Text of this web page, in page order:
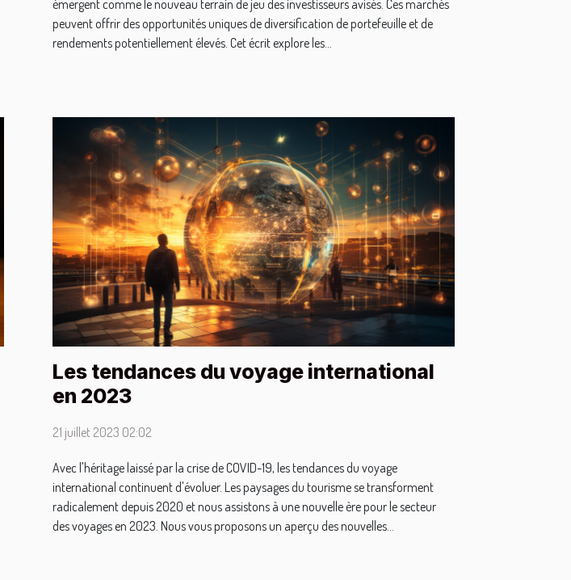
émergent comme le nouveau terrain de jeu des investisseurs avisés. Ces marchés
peuvent offrir des opportunités uniques de diversification de portefeuille et de
rendements potentiellement élevés. Cet écrit explore les...
Les tendances du voyage international
en 2023
21 juillet 2023 02:02
Avec l'héritage laissé par la crise de COVID-19, les tendances du voyage
international continuent d'évoluer. Les paysages du tourisme se transforment
radicalement depuis 2020 et nous assistons à une nouvelle ère pour le secteur
des voyages en 2023. Nous vous proposons un aperçu des nouvelles...